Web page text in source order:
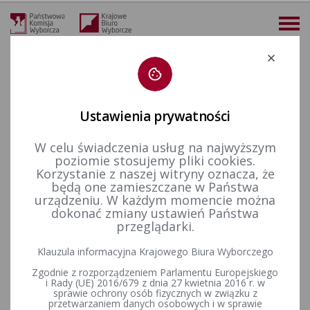
Deklaracja dostępności
więcej
Finansowanie polityki Akty prawne Rozporządzenie Rady Ministrów z dnia 14 września 2021 r. w sprawie wysokości minimalnego wynagrodzenia za pracę oraz wysokości minimalnej stawki godzinowej w 2022 r. (Dz.U. poz. 1690)
Rozporządzenie Rady
Ministrów z dnia 14 września
2021 r. w sprawie wysokości
minimalnego wynagrodzenia
Ustawienia prywatności
W celu świadczenia usług na najwyższym
poziomie stosujemy pliki cookies.
Korzystanie z naszej witryny oznacza, że
będą one zamieszczane w Państwa
urządzeniu. W każdym momencie można
dokonać zmiany ustawień Państwa
przeglądarki.
Klauzula informacyjna Krajowego Biura Wyborczego
Zgodnie z rozporządzeniem Parlamentu Europejskiego
i Rady (UE) 2016/679 z dnia 27 kwietnia 2016 r. w
sprawie ochrony osób fizycznych w związku z
przetwarzaniem danych osobowych i w sprawie